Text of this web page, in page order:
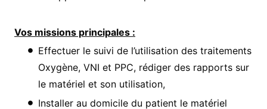
Vos missions principales :
Effectuer le suivi de l’utilisation des traitements
Oxygène, VNI et PPC, rédiger des rapports sur
le matériel et son utilisation,
Installer au domicile du patient le matériel